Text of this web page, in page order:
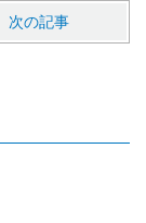
次の記事